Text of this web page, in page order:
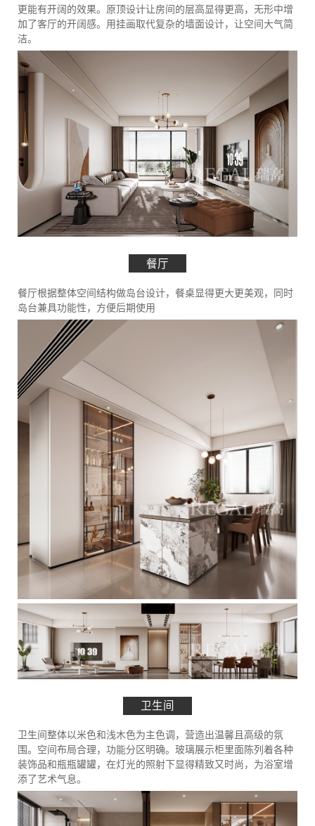
更能有开阔的效果。原顶设计让房间的层高显得更高，无形中增
加了客厅的开阔感。用挂画取代复杂的墙面设计，让空间大气简
洁。
餐厅
餐厅根据整体空间结构做岛台设计，餐桌显得更大更美观，同时
岛台兼具功能性，方便后期使用
卫生间
卫生间整体以米色和浅木色为主色调，营造出温馨且高级的氛
围。空间布局合理，功能分区明确。玻璃展示柜里面陈列着各种
装饰品和瓶瓶罐罐，在灯光的照射下显得精致又时尚，为浴室增
添了艺术气息。